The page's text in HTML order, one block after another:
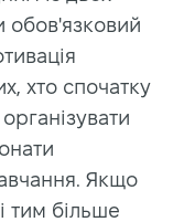
обов'язковий
хто спочатку
Якщо
тим більше